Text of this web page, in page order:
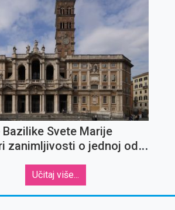
Svete Marije
zanimljivosti o jednoj od
Učitaj više...